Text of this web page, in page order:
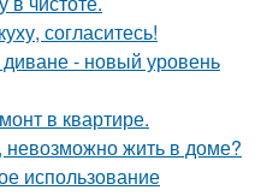
согласитесь!
- новый уровень
в квартире.
невозможно жить в доме?
использование